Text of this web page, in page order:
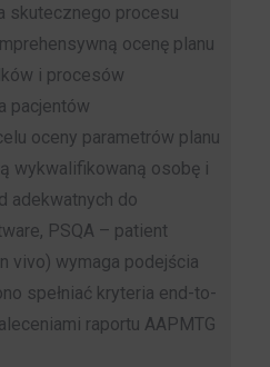
skutecznego procesu
ocenę planu
i procesów
pacjentów
oceny parametrów planu
wykwalifikowaną osobę i
adekwatnych do
PSQA – patient
vivo) wymaga podejścia
spełniać kryteria end-to-
raportu AAPMTG